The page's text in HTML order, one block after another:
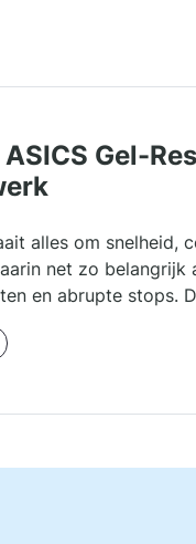
ASICS Gel-
alles om snelheid,
net zo
en abrupte stops.